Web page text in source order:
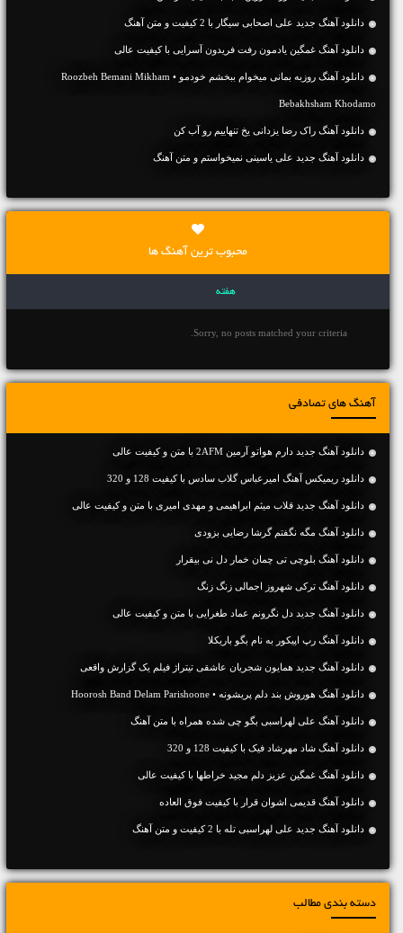
دانلود آهنگ جديد علی اصحابی سیگار با 2 کیفیت و متن آهنگ
دانلود آهنگ غمگین یادمون رفت فریدون آسرایی با کیفیت عالی
دانلود آهنگ روزبه بمانی میخوام ببخشم خودمو • Roozbeh Bemani Mikham
Bebakhsham Khodamo
دانلود آهنگ راک رضا یزدانی یخ تنهاییم رو آب کن
دانلود آهنگ جديد علی یاسینی نمیخواستم و متن آهنگ
محبوب ترین آهنگ ها
هفته
Sorry, no posts matched your criteria.
آهنگ های تصادفی
دانلود آهنگ جديد دارم هواتو آرمین 2AFM با متن و کیفیت عالی
دانلود ریمیکس آهنگ امیرعباس گلاب سادس با کیفیت 128 و 320
دانلود آهنگ جديد قلاب میثم ابراهیمی و مهدی امیری با متن و کیفیت عالی
دانلود آهنگ مگه نگفتم گرشا رضایی بزودی
دانلود آهنگ بلوچی تی چمان خمار دل نی بیقرار
دانلود آهنگ ترکی شهروز اجمالی زنگ زنگ
دانلود آهنگ جديد دل نگرونم عماد طغرایی با متن و کیفیت عالی
دانلود آهنگ رپ اپیکور به نام بگو باریکلا
دانلود آهنگ جدید همایون شجریان عاشقی تیتراژ فیلم یک گزارش واقعی
دانلود آهنگ هوروش بند دلم پریشونه • Hoorosh Band Delam Parishoone
دانلود آهنگ علی لهراسبی بگو چی شده همراه با متن آهنگ
دانلود آهنگ شاد مهرشاد فیک با کیفیت 128 و 320
دانلود آهنگ غمگین عزیز دلم مجید خراطها با کیفیت عالی
دانلود آهنگ قدیمی اشوان قرار با کیفیت فوق العاده
دانلود آهنگ جديد علی لهراسبی تله با 2 کیفیت و متن آهنگ
دسته بندی مطالب